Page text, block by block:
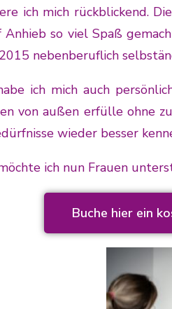
ich mich rückblickend.
so viel Spaß
nebenberuflich
ich mich auch
von außen erfülle ohne
wieder besser
ich nun Frauen
Buche hier ein